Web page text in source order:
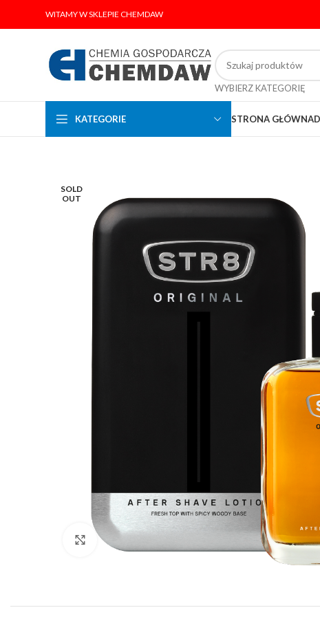
WITAMY W SKLEPIE CHEMDAW
WYBIERZ KATEGORIĘ
KATEGORIE STRONA GŁÓWNA
SOLD
OUT
Click to enlarge